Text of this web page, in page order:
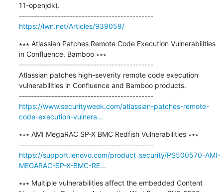
11-openjdk).
---------------------------------------------
https://lwn.net/Articles/939059/
∗∗∗ Atlassian Patches Remote Code Execution Vulnerabilities
in Confluence, Bamboo ∗∗∗
---------------------------------------------
Atlassian patches high-severity remote code execution
vulnerabilities in Confluence and Bamboo products.
---------------------------------------------
https://www.securityweek.com/atlassian-patches-remote-
code-execution-vulnera...
∗∗∗ AMI MegaRAC SP-X BMC Redfish Vulnerabilities ∗∗∗
---------------------------------------------
https://support.lenovo.com/product_security/PS500570-AMI-
MEGARAC-SP-X-BMC-RE...
∗∗∗ Multiple vulnerabilities affect the embedded Content